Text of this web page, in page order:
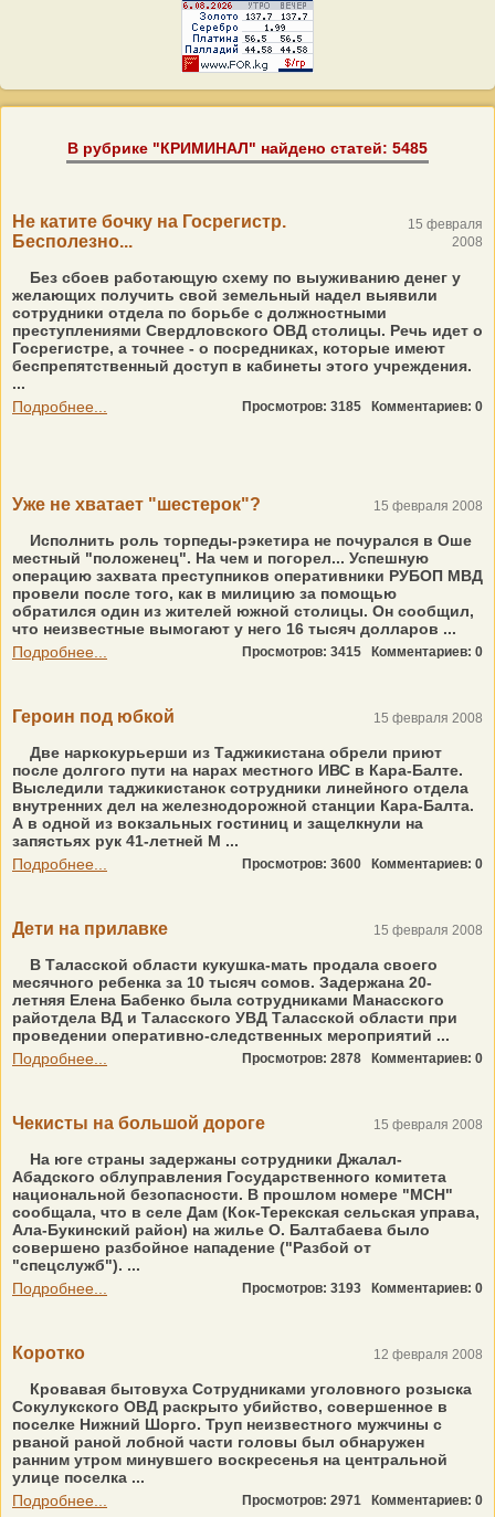
В рубрике "КРИМИНАЛ" найдено статей: 5485
Не катите бочку на Госрегистр.
Бесполезно...
15 февраля
2008
Без сбоев работающую схему по выуживанию денег у
желающих получить свой земельный надел выявили
сотрудники отдела по борьбе с должностными
преступлениями Свердловского ОВД столицы. Речь идет о
Госрегистре, а точнее - о посредниках, которые имеют
беспрепятственный доступ в кабинеты этого учреждения.
...
Подробнее...
Просмотров: 3185 Комментариев: 0
Уже не хватает "шестерок"? 15 февраля 2008
Исполнить роль торпеды-рэкетира не почурался в Оше
местный "положенец". На чем и погорел... Успешную
операцию захвата преступников оперативники РУБОП МВД
провели после того, как в милицию за помощью
обратился один из жителей южной столицы. Он сообщил,
что неизвестные вымогают у него 16 тысяч долларов ...
Подробнее...
Просмотров: 3415 Комментариев: 0
Героин под юбкой 15 февраля 2008
Две наркокурьерши из Таджикистана обрели приют
после долгого пути на нарах местного ИВС в Кара-Балте.
Выследили таджикистанок сотрудники линейного отдела
внутренних дел на железнодорожной станции Кара-Балта.
А в одной из вокзальных гостиниц и защелкнули на
запястьях рук 41-летней М ...
Подробнее...
Просмотров: 3600 Комментариев: 0
Дети на прилавке 15 февраля 2008
В Таласской области кукушка-мать продала своего
месячного ребенка за 10 тысяч сомов. Задержана 20-
летняя Елена Бабенко была сотрудниками Манасского
райотдела ВД и Таласского УВД Таласской области при
проведении оперативно-следственных мероприятий ...
Подробнее...
Просмотров: 2878 Комментариев: 0
Чекисты на большой дороге 15 февраля 2008
На юге страны задержаны сотрудники Джалал-
Абадского облуправления Государственного комитета
национальной безопасности. В прошлом номере "МСН"
сообщала, что в селе Дам (Кок-Терекская сельская управа,
Ала-Букинский район) на жилье О. Балтабаева было
совершено разбойное нападение ("Разбой от
"спецслужб"). ...
Подробнее...
Просмотров: 3193 Комментариев: 0
Коротко 12 февраля 2008
Кровавая бытовуха Сотрудниками уголовного розыска
Сокулукского ОВД раскрыто убийство, совершенное в
поселке Нижний Шорго. Труп неизвестного мужчины с
рваной раной лобной части головы был обнаружен
ранним утром минувшего воскресенья на центральной
улице поселка ...
Подробнее...
Просмотров: 2971 Комментариев: 0